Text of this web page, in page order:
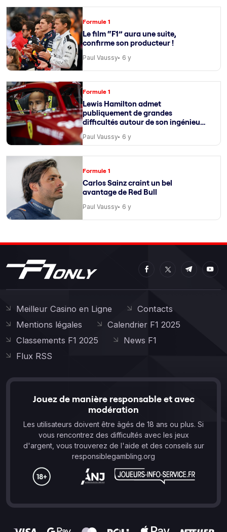
Formule 1
Le film “F1” aura une suite,
confirme son producteur !
Paul Vaussy 6 y
Formule 1
Lewis Hamilton admet
publiquement de grandes
difficultés autour de son ingénieur
Paul Vaussy 6 y
Formule 1
Carlos Sainz craint un bel
avantage de Red Bull
Paul Vaussy 6 y
Meilleur Casino en Ligne
Contacts
Mentions légales
Calendrier F1 2025
Classements F1 2025
News F1
Flux RSS
Jouez de manière responsable et avec
modération
Les utilisateurs doivent être âgés de 18 ans ou plus. Si
vous rencontrez des difficultés avec les jeux
d'argent, vous trouverez de l'aide et des conseils sur
responsiblegambling.org